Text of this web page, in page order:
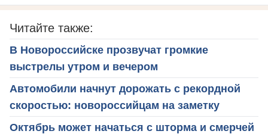
Читайте также:
В Новороссийске прозвучат громкие
выстрелы утром и вечером
Автомобили начнут дорожать с рекордной
скоростью: новороссийцам на заметку
Октябрь может начаться с шторма и смерчей